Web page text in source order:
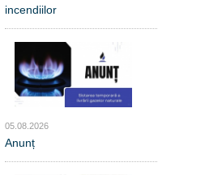
incendiilor
05.08.2026
Anunț